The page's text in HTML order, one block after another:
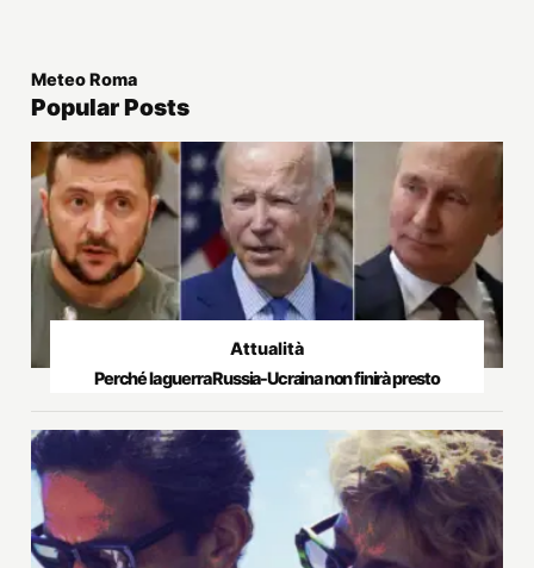
Meteo Roma
Popular Posts
Attualità
Perché la guerra Russia-Ucraina non finirà presto